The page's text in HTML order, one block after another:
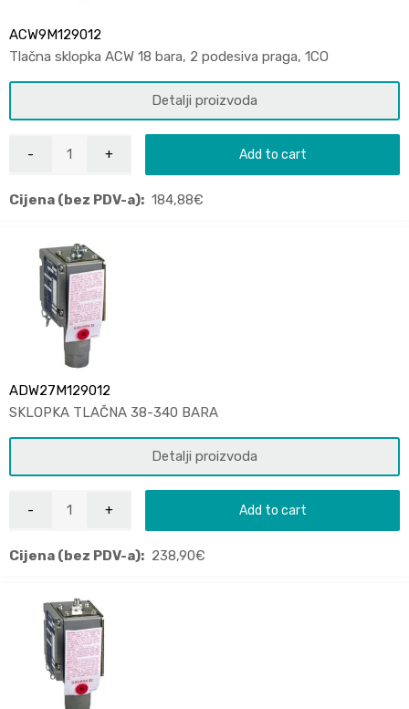
ACW9M129012
Tlačna sklopka ACW 18 bara, 2 podesiva praga, 1CO
Detalji proizvoda
Add to cart
Cijena (bez PDV-a): 184,88€
ADW27M129012
SKLOPKA TLAČNA 38-340 BARA
Detalji proizvoda
Add to cart
Cijena (bez PDV-a): 238,90€